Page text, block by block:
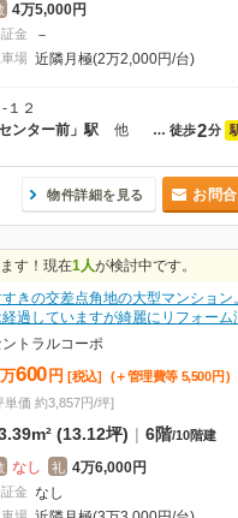
4万5,000円
金 －
場 近隣月極(2万2,000円/台)
１２
… 徒歩2分
センター前」駅 他
物件詳細を見る お問
す！現在1人が検討中です。
きの交差点角地の大型マンション
経過していますが綺麗にリフォー
トラルコーポ
万600 円 [税込] (＋管理費等 5,500 円 )
単価 約3,857円/坪]
(13.12坪) | 6階/10階建
なし 礼 4万6,000円
金 なし